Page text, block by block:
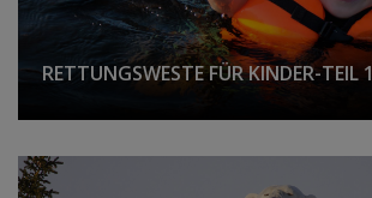
RETTUNGSWESTE FÜR KINDER-TEIL 1